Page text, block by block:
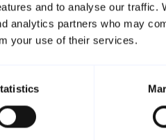
and to analyse our traffic.
analytics partners who may
your use of their services.
Kystcentervej 11, 7680